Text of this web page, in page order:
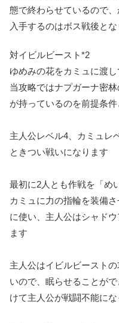
態で終わらせているので
入手するのはボス戦後と
対イビルビースト*2
ゆめみの花をカミュに渡
当攻略ではナプガーナ密
が持っているのを前提条
主人公レベル4、カミュレ
ときつい戦いになります
最初に2人とも作戦を「め
カミュに力の指輪を装備
に使い、主人公はシャド
ます
主人公はイビルビースト
いので、眠らせることが
けて主人公が戦闘不能に